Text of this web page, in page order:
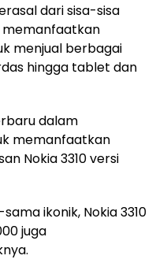
dari sisa-sisa
memanfaatkan
menjual berbagai
hingga tablet dan
dalam
memanfaatkan
Nokia 3310 versi
ikonik, Nokia 3310
juga